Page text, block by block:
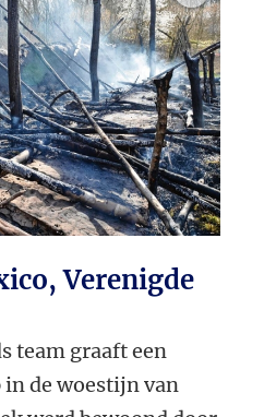
Verenigde
team graaft een
de woestijn van